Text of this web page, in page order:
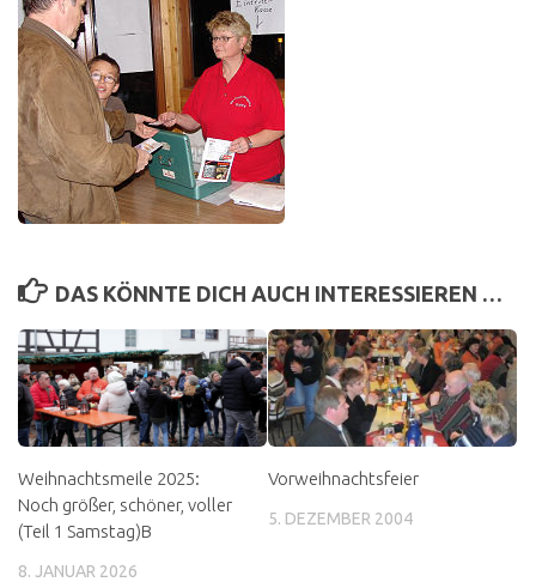
DAS KÖNNTE DICH AUCH INTERESSIEREN …
Weihnachtsmeile 2025:
Noch größer, schöner, voller
(Teil 1 Samstag)B
8. JANUAR 2026
Vorweihnachtsfeier
5. DEZEMBER 2004